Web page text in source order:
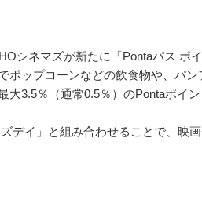
シネマズが新たに「Pontaパス
ポップコーンなどの飲食物や、パ
大3.5％（通常0.5％）のPontaポイン
ズデイ」と組み合わせることで、